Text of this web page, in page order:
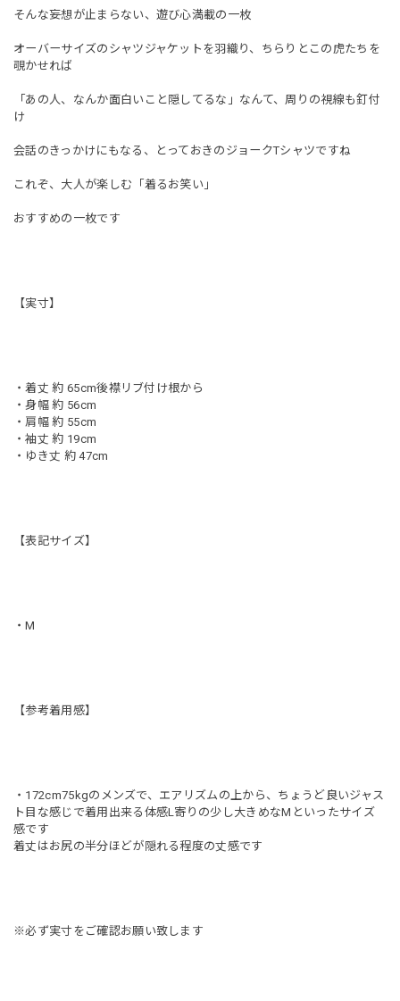
そんな妄想が止まらない、遊び心満載の一枚
オーバーサイズのシャツジャケットを羽織り、ちらりとこの虎たちを
覗かせれば
「あの人、なんか面白いこと隠してるな」なんて、周りの視線も釘付
け
会話のきっかけにもなる、とっておきのジョークTシャツですね
これぞ、大人が楽しむ「着るお笑い」
おすすめの一枚です
【実寸】
・着丈 約 65cm後襟リブ付け根から
・身幅 約 56cm
・肩幅 約 55cm
・袖丈 約 19cm
・ゆき丈 約 47cm
【表記サイズ】
・M
【参考着用感】
・172cm75kgのメンズで、エアリズムの上から、ちょうど良いジャス
ト目な感じで着用出来る体感L寄りの少し大きめなMといったサイズ
感です
着丈はお尻の半分ほどが隠れる程度の丈感です
※必ず実寸をご確認お願い致します